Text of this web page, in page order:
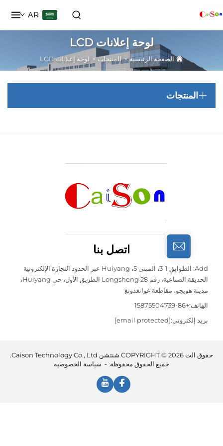
لوحة إعلانات LCD
الصفحة الرئيسية>المنتجات>لوحة إعلانات LCD
اتصل بنا
Add: الطوابق 1-3، المبنى 5، Huiyang عبر الحدود التجارة الإلكترونية
هويجو، مقاطعة غوانغدونغ
[email protected]
حقوق الت COPYRIGHT © 2026 شنتشن Caison Technology Co., Ltd.
جميع الحقوق محفوظة. -سياسة الخصوصية